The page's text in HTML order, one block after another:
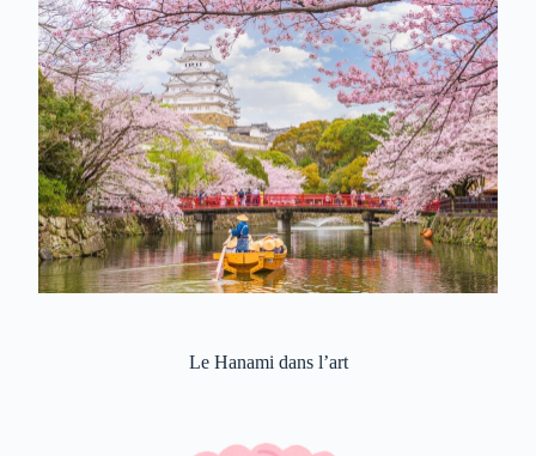
Le Hanami dans l’art